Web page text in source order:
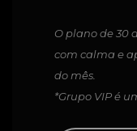
O plano de 30
com calma e
do mês.
*Grupo VIP é